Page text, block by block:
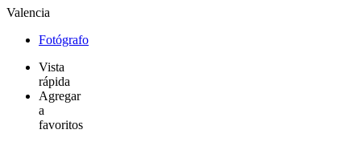
Valencia
Fotógrafo
Vista
rápida
Agregar
a
favoritos